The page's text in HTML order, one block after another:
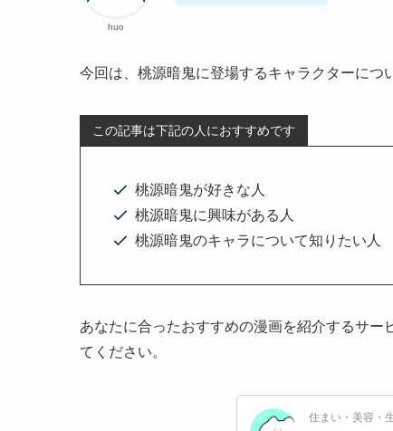
huo
今回は、桃源暗鬼に登場するキャラクターにつ
この記事は下記の人におすすめです
桃源暗鬼が好きな人
桃源暗鬼に興味がある人
桃源暗鬼のキャラについて知りたい人
あなたに合ったおすすめの漫画を紹介するサ
てください。